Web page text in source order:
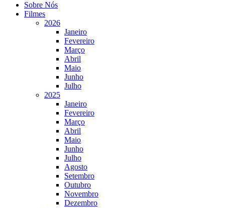
Sobre Nós
Filmes
2026
Janeiro
Fevereiro
Março
Abril
Maio
Junho
Julho
2025
Janeiro
Fevereiro
Março
Abril
Maio
Junho
Julho
Agosto
Setembro
Outubro
Novembro
Dezembro